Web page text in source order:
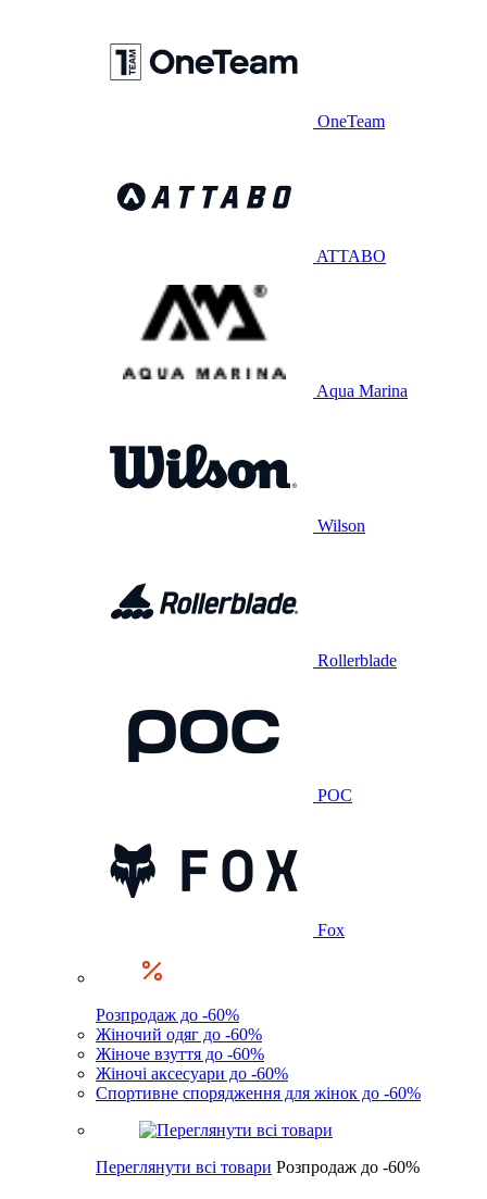
OneTeam
ATTABO
Aqua Marina
Wilson
Rollerblade
POC
Fox
Розпродаж до -60%
Жіночий одяг до -60%
Жіноче взуття до -60%
Жіночі аксесуари до -60%
Спортивне спорядження для жінок до -60%
Переглянути всі товари Розпродаж до -60%